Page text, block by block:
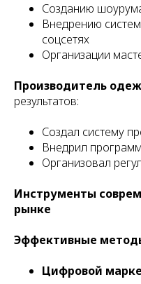
Созданию
Внедрению
соцсетях
Организации
Производитель
результатов:
Создал систему
Внедрил
Организовал
Инструменты
рынке
Эффективные
Цифровой